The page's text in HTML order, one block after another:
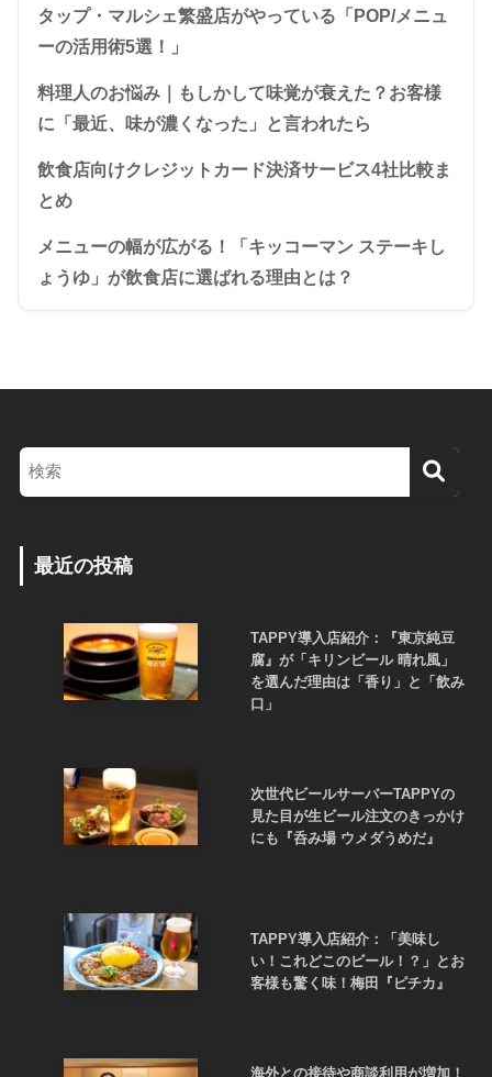
タップ・マルシェ繁盛店がやっている「POP/メニュ
ーの活用術5選！」
料理人のお悩み｜もしかして味覚が衰えた？お客様
に「最近、味が濃くなった」と言われたら
飲食店向けクレジットカード決済サービス4社比較ま
とめ
メニューの幅が広がる！「キッコーマン ステーキし
ょうゆ」が飲食店に選ばれる理由とは？
最近の投稿
TAPPY導入店紹介：『東京純豆
腐』が「キリンビール 晴れ風」
を選んだ理由は「香り」と「飲み
口」
次世代ビールサーバーTAPPYの
見た目が生ビール注文のきっかけ
にも『呑み場 ウメダうめだ』
TAPPY導入店紹介：「美味し
い！これどこのビール！？」とお
客様も驚く味！梅田『ピチカ』
海外との接待や商談利用が増加！